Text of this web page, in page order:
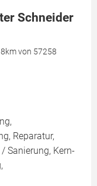
Schneider
von 57258
Reparatur,
Sanierung, Kern-